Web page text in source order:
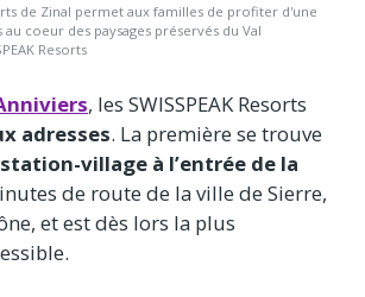
de Zinal permet aux familles de profiter d'une
coeur des paysages préservés du Val
Resorts
, les SWISSPEAK Resorts
adresses. La première se trouve
village à l’entrée de la
de route de la ville de Sierre,
et est dès lors la plus